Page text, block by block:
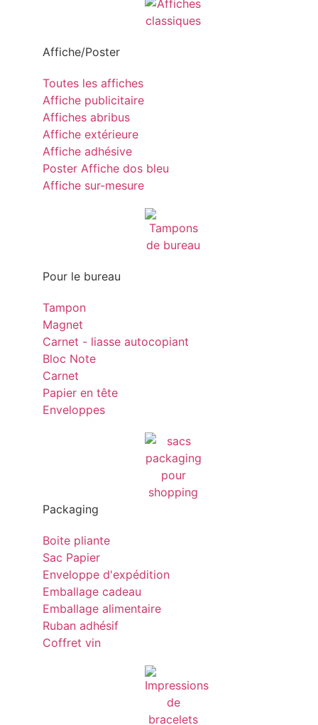
Affiche/Poster
Toutes les affiches
Affiche publicitaire
Affiches abribus
Affiche extérieure
Affiche adhésive
Poster Affiche dos bleu
Affiche sur-mesure
Pour le bureau
Tampon
Magnet
Carnet - liasse autocopiant
Bloc Note
Carnet
Papier en tête
Enveloppes
Packaging
Boite pliante
Sac Papier
Enveloppe d'expédition
Emballage cadeau
Emballage alimentaire
Ruban adhésif
Coffret vin